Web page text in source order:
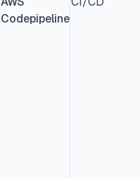
Codepipeline